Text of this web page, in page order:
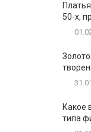
50-х,
Какое
типа